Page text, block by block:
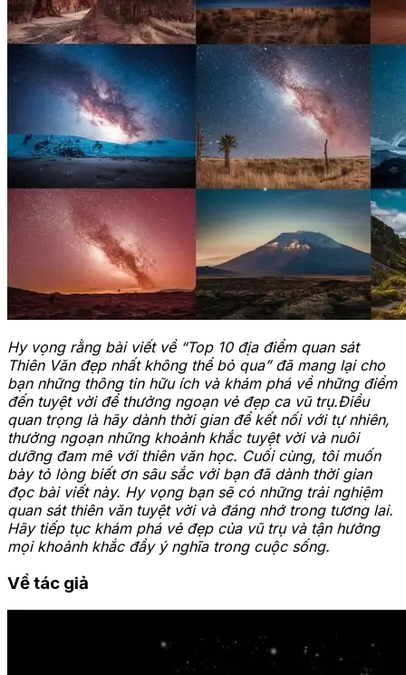
Hy vọng rằng bài viết về “Top 10 địa điểm quan sát
Thiên Văn đẹp nhất không thể bỏ qua” đã mang lại cho
bạn những thông tin hữu ích và khám phá về những điểm
đến tuyệt vời để thưởng ngoạn vẻ đẹp ca vũ trụ.Điều
quan trọng là hãy dành thời gian để kết nối với tự nhiên,
thưởng ngoạn những khoảnh khắc tuyệt vời và nuôi
dưỡng đam mê với thiên văn học. Cuối cùng, tôi muốn
bày tỏ lòng biết ơn sâu sắc với bạn đã dành thời gian
đọc bài viết này. Hy vọng bạn sẽ có những trải nghiệm
quan sát thiên văn tuyệt vời và đáng nhớ trong tương lai.
Hãy tiếp tục khám phá vẻ đẹp của vũ trụ và tận hưởng
mọi khoảnh khắc đầy ý nghĩa trong cuộc sống.
Về tác giả